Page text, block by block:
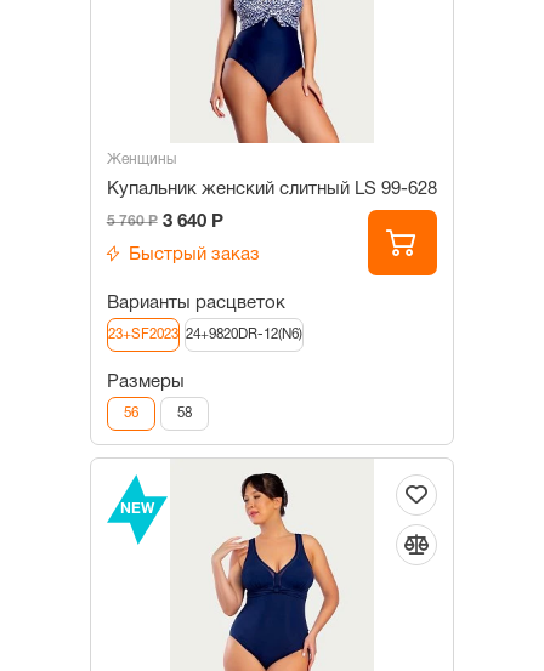
Женщины
Купальник женский слитный LS 99-628
5 760 Р 3 640 Р
Быстрый заказ
Варианты расцветок
23+SF2023 24+9820DR-12(N6)
Размеры
56 58
NEW